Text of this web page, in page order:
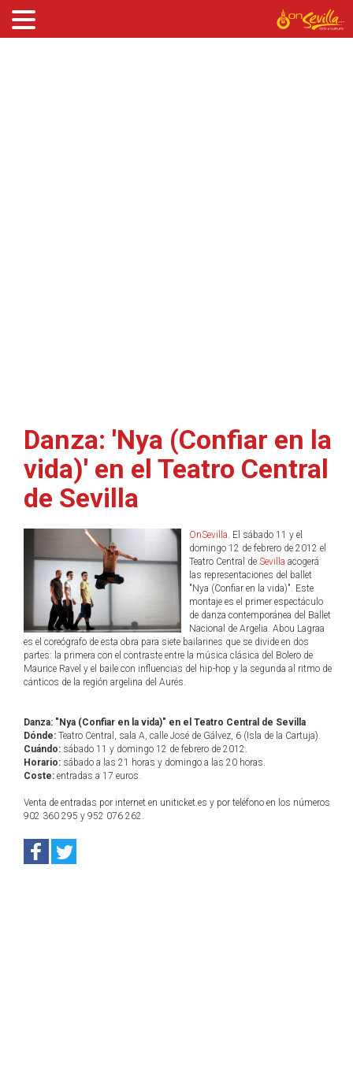
Danza: 'Nya (Confiar en la
vida)' en el Teatro Central
de Sevilla
OnSevilla. El sábado 11 y el
domingo 12 de febrero de 2012 el
Teatro Central de Sevilla acogerá
las representaciones del ballet
"Nya (Confiar en la vida)". Este
montaje es el primer espectáculo
de danza contemporánea del Ballet
Nacional de Argelia. Abou Lagraa
es el coreógrafo de esta obra para siete bailarines que se divide en dos
partes: la primera con el contraste entre la música clásica del Bolero de
Maurice Ravel y el baile con influencias del hip-hop y la segunda al ritmo de
cánticos de la región argelina del Aurés.
Danza: "Nya (Confiar en la vida)" en el Teatro Central de Sevilla
Dónde: Teatro Central, sala A, calle José de Gálvez, 6 (Isla de la Cartuja).
Cuándo: sábado 11 y domingo 12 de febrero de 2012.
Horario: sábado a las 21 horas y domingo a las 20 horas.
Coste: entradas a 17 euros.
Venta de entradas por internet en uniticket.es y por teléfono en los números
902 360 295 y 952 076 262.